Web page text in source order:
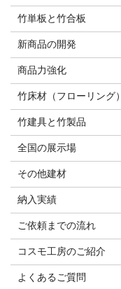
竹単板と竹合板
新商品の開発
商品力強化
竹床材（フローリング）
竹建具と竹製品
全国の展示場
その他建材
納入実績
ご依頼までの流れ
コスモ工房のご紹介
よくあるご質問